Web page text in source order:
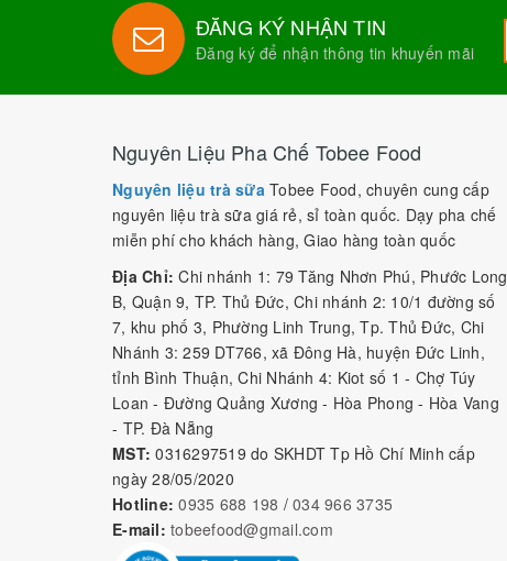
ĐĂNG KÝ NHẬN TIN
Đăng ký để nhận thông tin khuyến mãi
Nguyên Liệu Pha Chế Tobee Food
Nguyên liệu trà sữa Tobee Food, chuyên cung cấp
nguyên liệu trà sữa giá rẻ, sỉ toàn quốc. Dạy pha chế
miễn phí cho khách hàng, Giao hàng toàn quốc
Địa Chỉ: Chi nhánh 1: 79 Tăng Nhơn Phú, Phước Long
B, Quận 9, TP. Thủ Đức, Chi nhánh 2: 10/1 đường số
7, khu phố 3, Phường Linh Trung, Tp. Thủ Đức, Chi
Nhánh 3: 259 DT766, xã Đông Hà, huyện Đức Linh,
tỉnh Bình Thuận, Chi Nhánh 4: Kiot số 1 - Chợ Túy
Loan - Đường Quảng Xương - Hòa Phong - Hòa Vang
- TP. Đà Nẵng
MST: 0316297519 do SKHDT Tp Hồ Chí Minh cấp
ngày 28/05/2020
Hotline: 0935 688 198 / 034 966 3735
E-mail: tobeefood@gmail.com